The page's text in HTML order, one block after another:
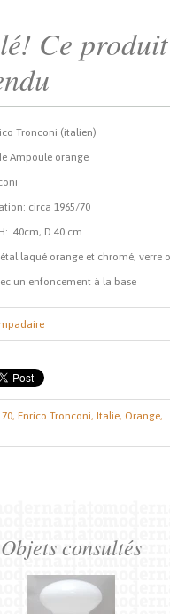
Ce
Tronconi (italien)
Ampoule orange
circa 1965/70
40cm, D 40 cm
laqué orange et chromé, verre
un enfoncement à la base
Enrico Tronconi, Italie, Orange,
Objets consultés